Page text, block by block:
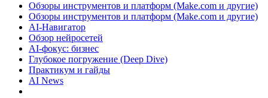
Обзоры инструментов и платформ (Make.com и другие)
Обзоры инструментов и платформ (Make.com и другие)
AI-Навигатор
Обзор нейросетей
AI-фокус: бизнес
Глубокое погружение (Deep Dive)
Практикум и гайды
AI News